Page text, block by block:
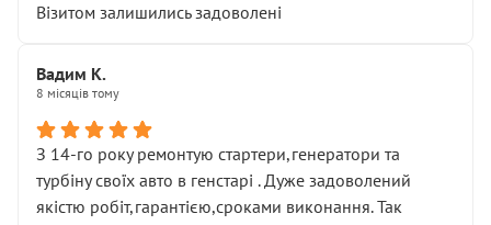
Візитом залишились задоволені
Вадим К.
8 місяців тому
З 14-го року ремонтую стартери,генератори та
турбіну своїх авто в генстарі . Дуже задоволений
якістю робіт,гарантією,сроками виконання. Так